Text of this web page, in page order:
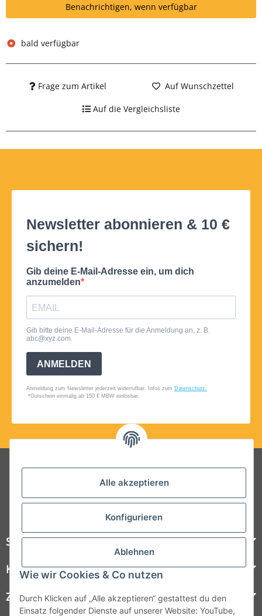
Alle akzeptieren
Konfigurieren
Ablehnen
Wie wir Cookies & Co nutzen
Durch Klicken auf „Alle akzeptieren“ gestattest du den
Einsatz folgender Dienste auf unserer Website: YouTube,
Benachrichtigen, wenn verfügbar
bald verfügbar
Frage zum Artikel Auf Wunschzettel
Auf die Vergleichsliste
Folgt uns auf Social Media
Steelboxx
Kundenservice
Zahlungsmöglichkeiten